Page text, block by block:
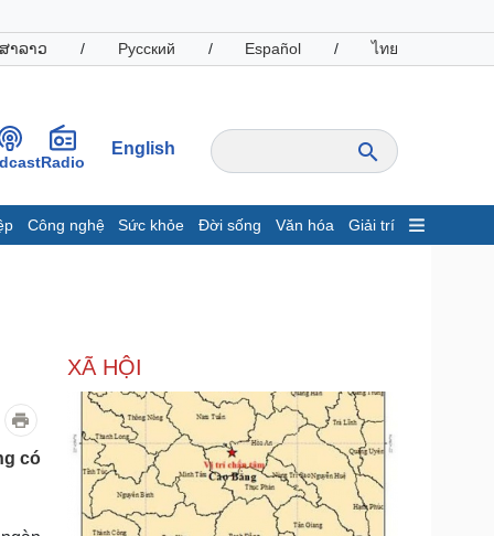
າລາວ / Русский / Español / ไทย
Radio
English
Công nghệ Sức khỏe Đời sống Văn hóa Giải trí
Giá cà phê
nghiệp
tin doanh nghiệp
nghiệp 24h
nhân
Công nghệ
Sành điệu
Tin Công nghệ
Trải nghiệm
có
XÃ HỘI